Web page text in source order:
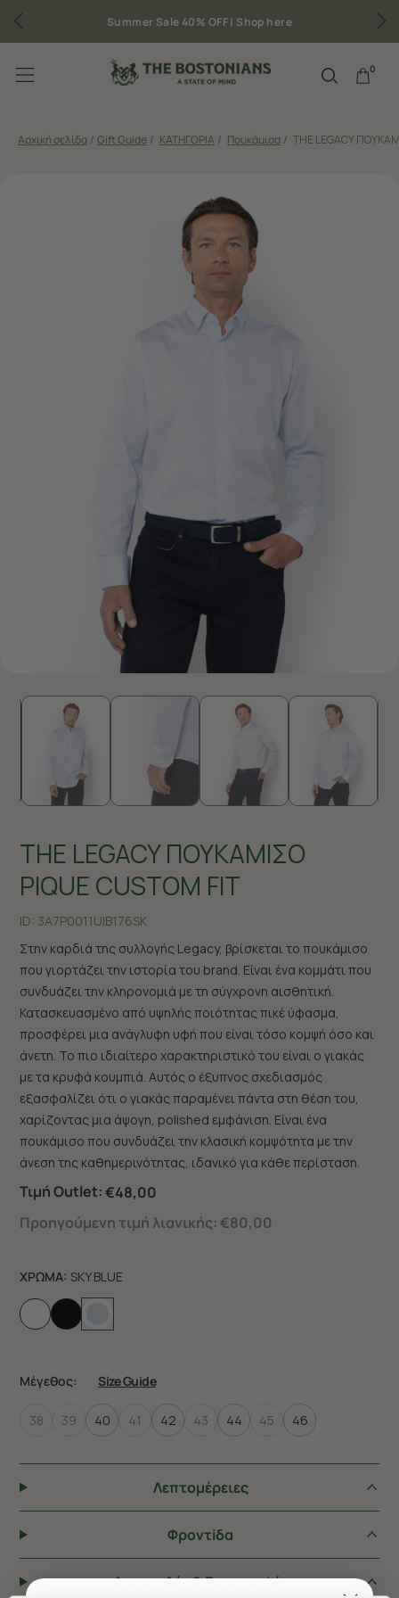
Δωρεάν μεταφορικά για παραγγελίες άνω των 50€
0
Αρχική σελίδα / Gift Guide / ΚΑΤΗΓΟΡΙΑ / Πουκάμισα / THE LEGACY
THE LEGACY ΠΟΥΚΑΜΙΣΟ
PIQUE CUSTOM FIT
ID: 3A7P0011U|B176SK
Στην καρδιά της συλλογής Legacy, βρίσκεται το πουκάμισο
που γιορτάζει την ιστορία του brand. Είναι ένα κομμάτι που
συνδυάζει την κληρονομιά με τη σύγχρονη αισθητική.
Κατασκευασμένο από υψηλής ποιότητας πικέ ύφασμα,
προσφέρει μια ανάγλυφη υφή που είναι τόσο κομψή όσο και
άνετη. Το πιο ιδιαίτερο χαρακτηριστικό του είναι ο γιακάς
με τα κρυφά κουμπιά. Αυτός ο έξυπνος σχεδιασμός
εξασφαλίζει ότι ο γιακάς παραμένει πάντα στη θέση του,
χαρίζοντας μια άψογη, polished εμφάνιση. Είναι ένα
πουκάμισο που συνδυάζει την κλασική κομψότητα με την
άνεση της καθημερινότητας, ιδανικό για κάθε περίσταση.
Τιμή Outlet:€48,00
Προηγούμενη τιμή λιανικής: €80,00
ΧΡΩΜΑ: SKY BLUE
Μέγεθος: Size Guide
38 39 40 41 42 43 44 45 46
Λεπτομέρειες
Φροντiδα
Αποστολές & Επιστροφές